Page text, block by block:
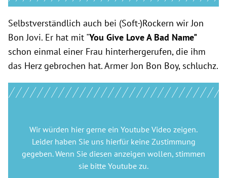
Selbstverständlich auch bei (Soft-)Rockern wir Jon
Bon Jovi. Er hat mit "You Give Love A Bad Name"
schon einmal einer Frau hinterhergerufen, die ihm
das Herz gebrochen hat. Armer Jon Bon Boy, schluchz.
Wir würden hier gerne ein Youtube Video zeigen.
Leider haben Sie uns hierfür keine Zustimmung
gegeben. Wenn Sie diesen anzeigen wollen, stimmen
sie bitte Youtube zu.